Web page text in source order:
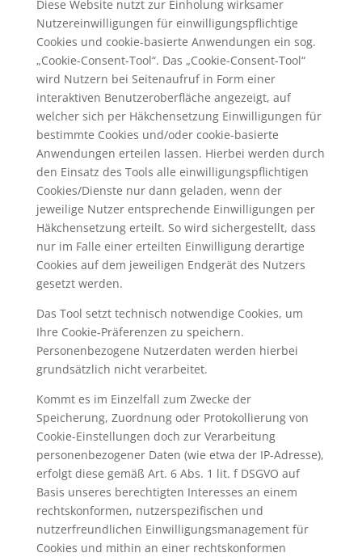
Diese Website nutzt zur Einholung wirksamer
Nutzereinwilligungen für einwilligungspflichtige
Cookies und cookie-basierte Anwendungen ein sog.
„Cookie-Consent-Tool“. Das „Cookie-Consent-Tool“
wird Nutzern bei Seitenaufruf in Form einer
interaktiven Benutzeroberfläche angezeigt, auf
welcher sich per Häkchensetzung Einwilligungen für
bestimmte Cookies und/oder cookie-basierte
Anwendungen erteilen lassen. Hierbei werden durch
den Einsatz des Tools alle einwilligungspflichtigen
Cookies/Dienste nur dann geladen, wenn der
jeweilige Nutzer entsprechende Einwilligungen per
Häkchensetzung erteilt. So wird sichergestellt, dass
nur im Falle einer erteilten Einwilligung derartige
Cookies auf dem jeweiligen Endgerät des Nutzers
gesetzt werden.
Das Tool setzt technisch notwendige Cookies, um
Ihre Cookie-Präferenzen zu speichern.
Personenbezogene Nutzerdaten werden hierbei
grundsätzlich nicht verarbeitet.
Kommt es im Einzelfall zum Zwecke der
Speicherung, Zuordnung oder Protokollierung von
Cookie-Einstellungen doch zur Verarbeitung
personenbezogener Daten (wie etwa der IP-Adresse),
erfolgt diese gemäß Art. 6 Abs. 1 lit. f DSGVO auf
Basis unseres berechtigten Interesses an einem
rechtskonformen, nutzerspezifischen und
nutzerfreundlichen Einwilligungsmanagement für
Cookies und mithin an einer rechtskonformen